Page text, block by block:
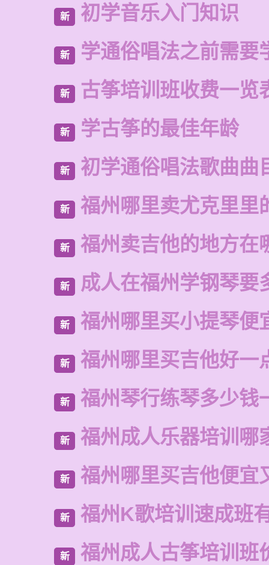
新 初学音乐入门知识
新 学通俗唱法之前需要
新 古筝培训班收费一览
新 学古筝的最佳年龄
新 初学通俗唱法歌曲曲
新 福州哪里卖尤克里里
新 福州卖吉他的地方在
新 成人在福州学钢琴要
新 福州哪里买小提琴便
新 福州哪里买吉他好一
新 福州琴行练琴多少钱
新 福州成人乐器培训哪
新 福州哪里买吉他便宜
新 福州K歌培训速成班
新 福州成人古筝培训班